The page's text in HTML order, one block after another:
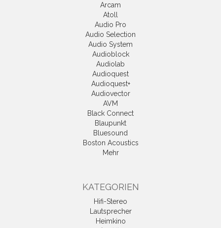
Arcam
Atoll
Audio Pro
Audio Selection
Audio System
Audioblock
Audiolab
Audioquest
Audioquest+
Audiovector
AVM
Black Connect
Blaupunkt
Bluesound
Boston Acoustics
Mehr
KATEGORIEN
Hifi-Stereo
Lautsprecher
Heimkino